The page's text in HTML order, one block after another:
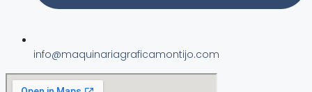
info@maquinariagraficamontijo.com